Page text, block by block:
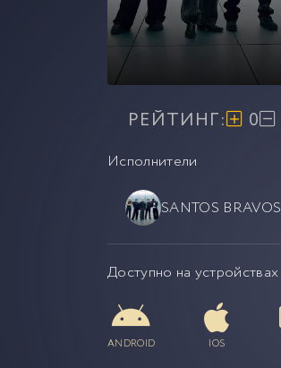
РЕЙТИНГ: 0
Исполнители
SANTOS BRAVOS
Доступно на устройствах
ANDROID IOS